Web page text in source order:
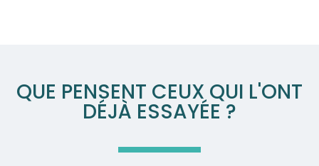
QUE PENSENT CEUX QUI L'ONT
DÉJÀ ESSAYÉE ?